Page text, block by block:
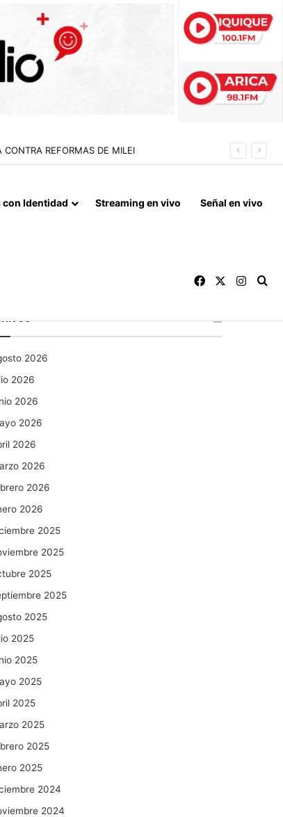
DE VÍNCULOS BILATERALES
Identidad Streaming en vivo Señal en vivo
Facebook
2026
2026
2026
2026
2026
2026
2026
2026
2025
2025
2025
2025
2025
2025
2025
2025
2025
2025
2025
2025
2024
2024